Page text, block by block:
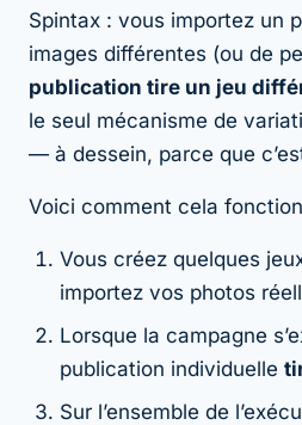
Spintax : vous importez un
images différentes (ou de
publication tire un jeu
le seul mécanisme de
— à dessein, parce que
Voici comment cela
Vous créez quelques
importez vos photos
Lorsque la campagne
publication individuelle
Sur l’ensemble de